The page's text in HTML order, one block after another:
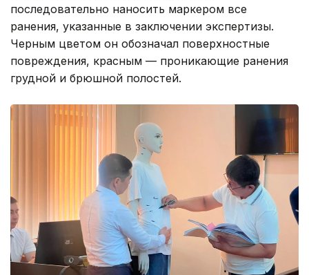
последовательно наносить маркером все
ранения, указанные в заключении экспертизы.
Черным цветом он обозначал поверхностные
повреждения, красным — проникающие ранения
грудной и брюшной полостей.